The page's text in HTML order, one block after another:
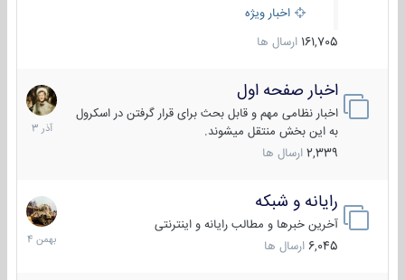
اخبار ویژه
161,705 ارسال ها
اخبار صفحه اول
اخبار نظامی مهم و قابل بحث برای قرار گرفتن در اسکرول
به این بخش منتقل میشوند.
2,339 ارسال ها
7
آذر
1403
رایانه و شبکه
آخرین خبرها و مطالب رایانه و اینترنتی
6,045 ارسال ها
30
بهمن
1404